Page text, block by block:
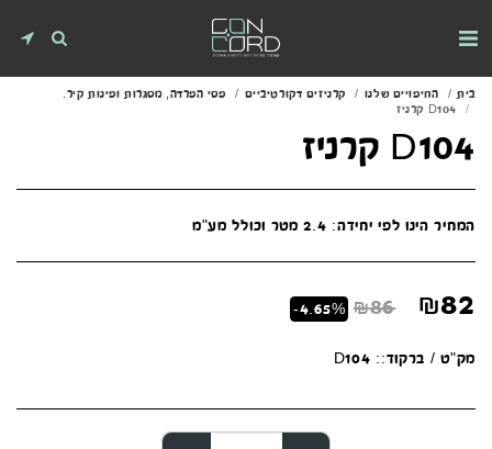
בית החיפויים שלנו קרניזים דקורטיביים
פסי הפרדה, מסגרות ופינות קיר.
D104 קרניז
D104 קרניז
המחיר הינו לפי יחידה: 2.4 מטר וכולל מע"מ
₪82
₪86
-4.65%
מק"ט / ברקוד:: D104